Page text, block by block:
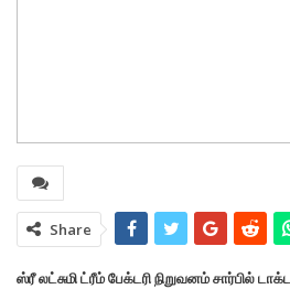
Share
ஸ்ரீ லட்சுமி ட்ரீம் பேக்டரி நிறுவனம் சார்பில்